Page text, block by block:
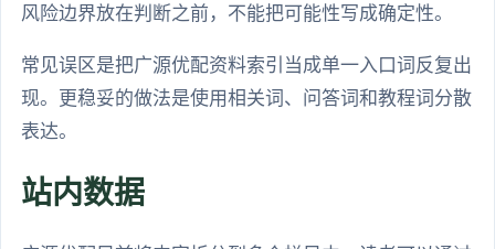
风险边界放在判断之前，不能把可能性写成确定性。
常见误区是把广源优配资料索引当成单一入口词反复出
现。更稳妥的做法是使用相关词、问答词和教程词分散
表达。
站内数据